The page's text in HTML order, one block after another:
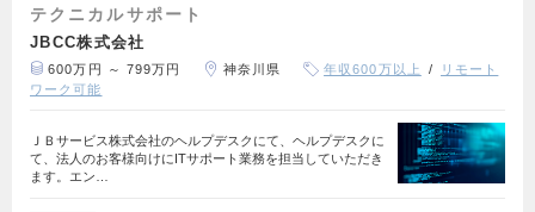
テクニカルサポート
JBCC株式会社
600万円 ～ 799万円 神奈川県 年収600万以上
リモート
ワーク可能
ＪＢサービス株式会社のヘルプデスクにて、ヘルプデスクに
て、法人のお客様向けにITサポート業務を担当していただき
ます。エン…